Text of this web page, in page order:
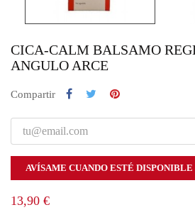
CICA-CALM BALSAMO
ANGULO ARCE
Compartir
AVÍSAME CUANDO ESTÉ DISPONIBLE
13,90 €